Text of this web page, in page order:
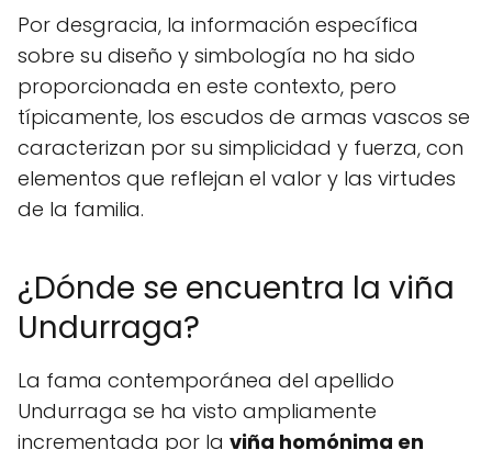
Por desgracia, la información específica
sobre su diseño y simbología no ha sido
proporcionada en este contexto, pero
típicamente, los escudos de armas vascos se
caracterizan por su simplicidad y fuerza, con
elementos que reflejan el valor y las virtudes
de la familia.
¿Dónde se encuentra la viña
Undurraga?
La fama contemporánea del apellido
Undurraga se ha visto ampliamente
incrementada por la viña homónima en